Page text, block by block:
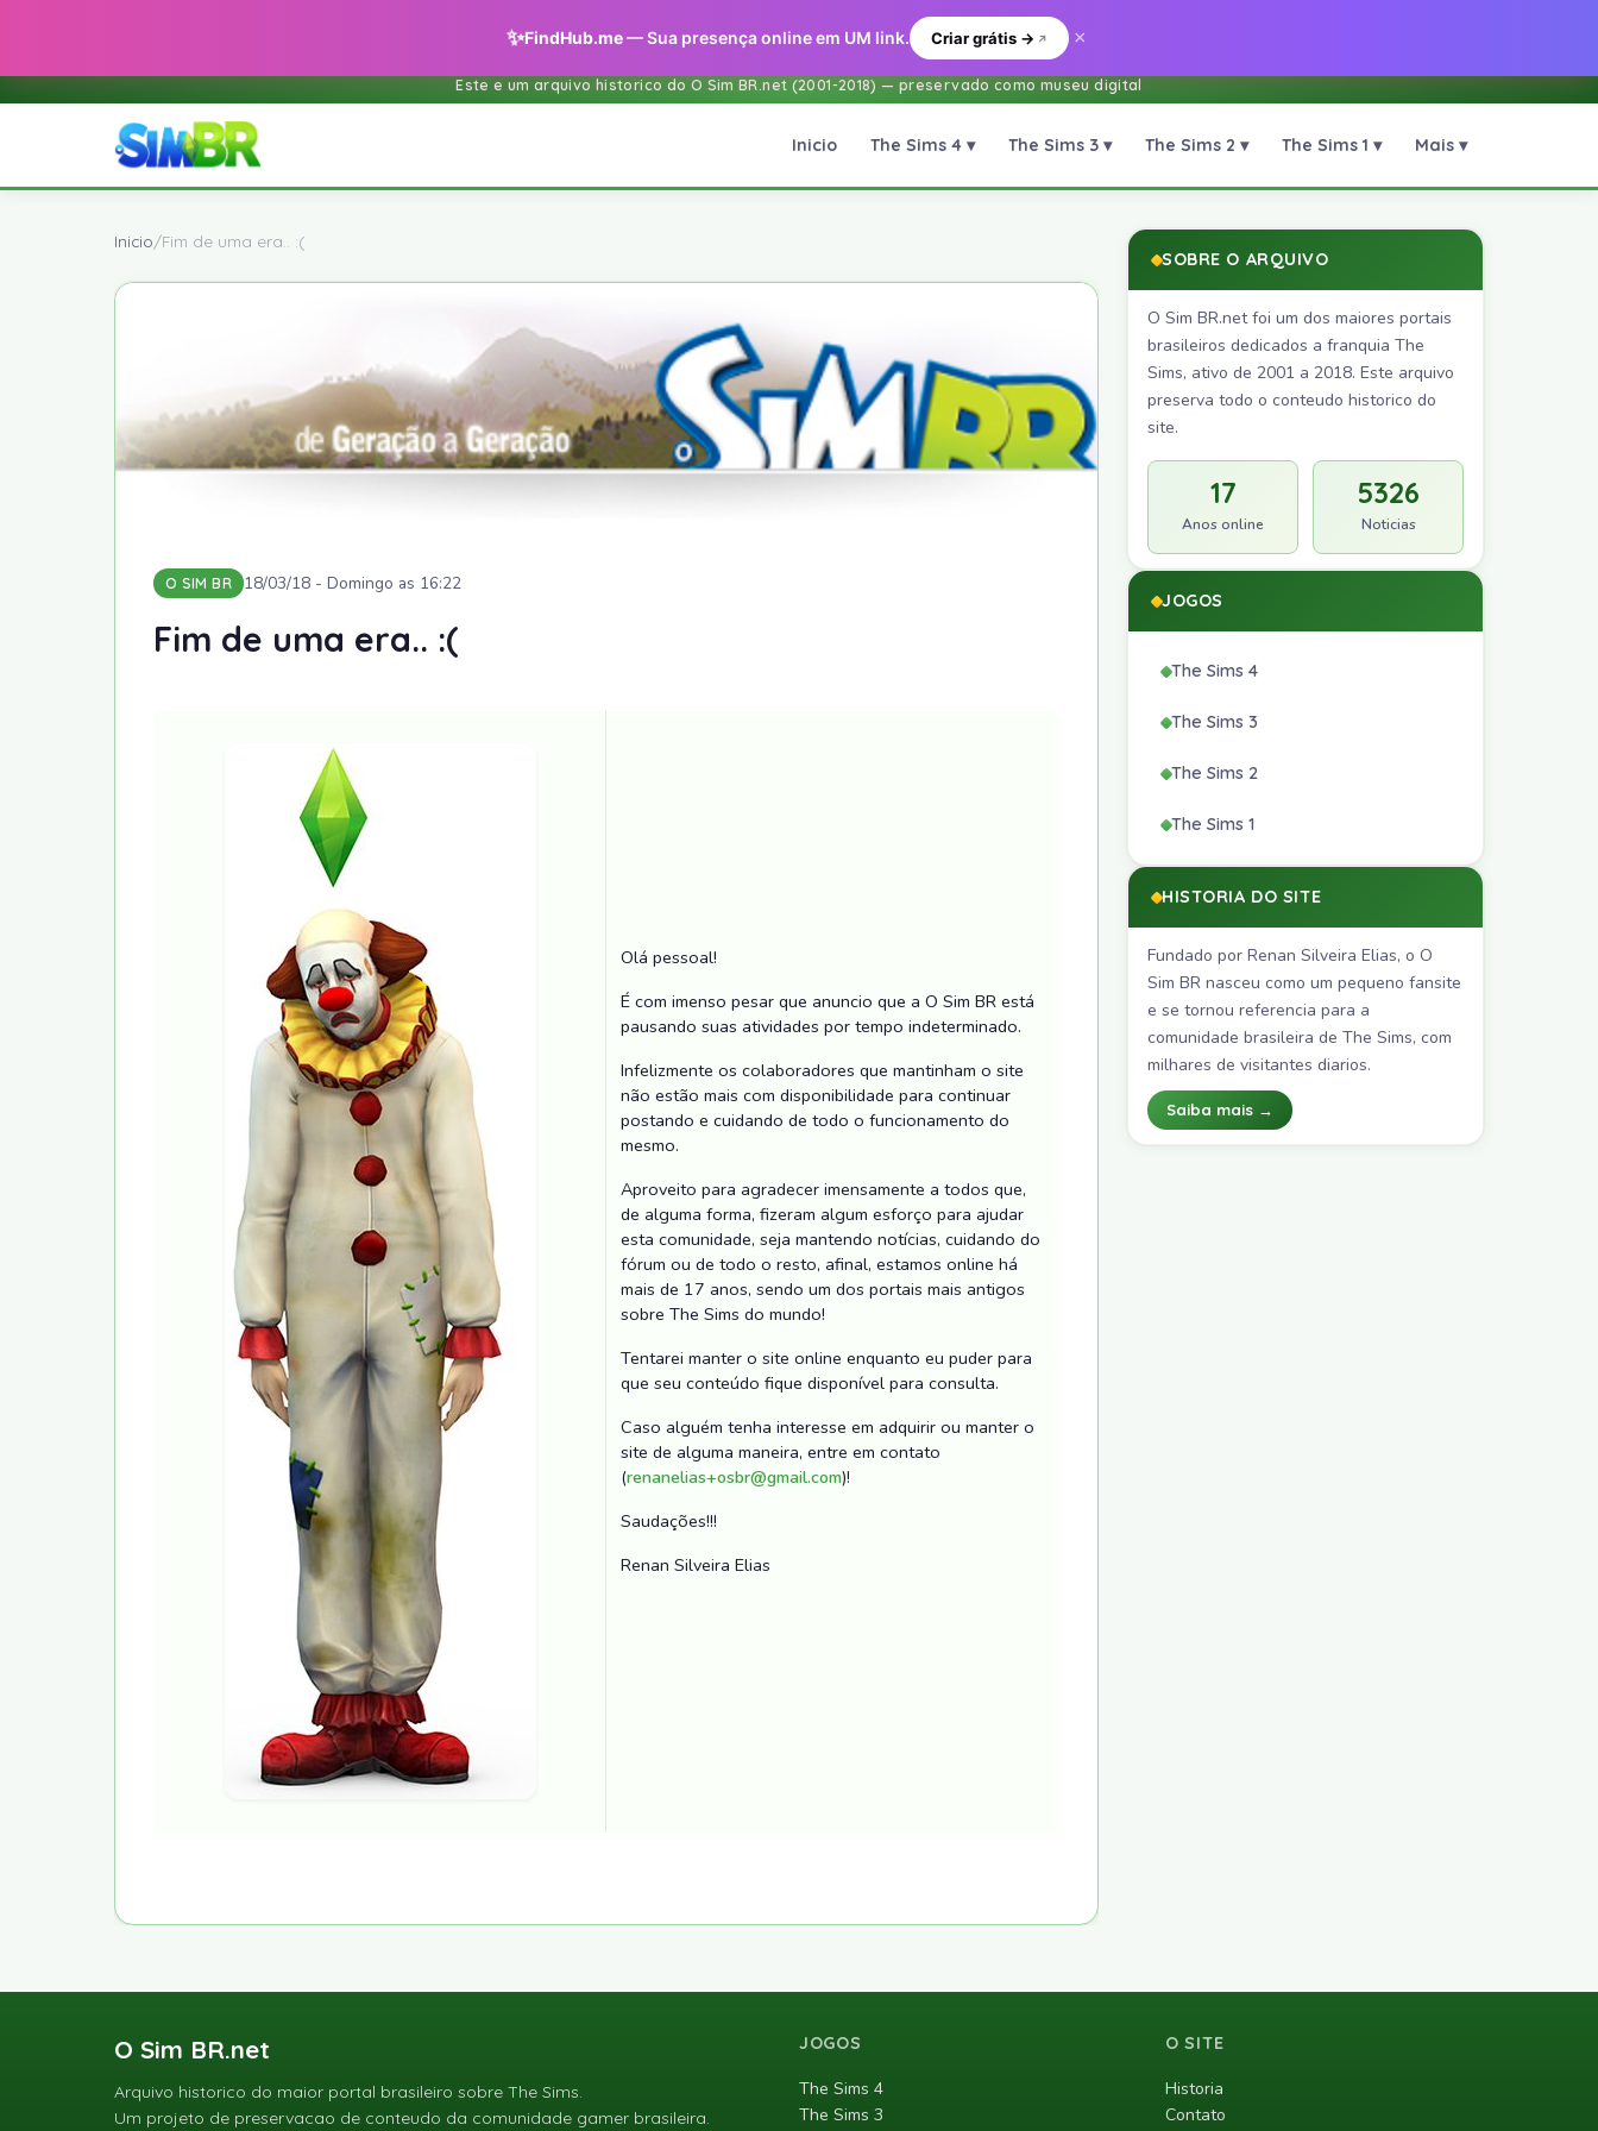
Este e um arquivo historico do O Sim BR.net (2001-2018) — preservado como museu digital
Inicio The Sims 4 ▾ The Sims 3 ▾ The Sims 2 ▾ The Sims 1 ▾ Mais ▾
Inicio/Fim de uma era.. :(
O SIM BR 18/03/18 - Domingo as 16:22
Fim de uma era.. :(
Olá pessoal!
É com imenso pesar que anuncio que a O Sim BR está
pausando suas atividades por tempo indeterminado.
Infelizmente os colaboradores que mantinham o site
não estão mais com disponibilidade para continuar
postando e cuidando de todo o funcionamento do
mesmo.
Aproveito para agradecer imensamente a todos que,
de alguma forma, fizeram algum esforço para ajudar
esta comunidade, seja mantendo notícias, cuidando do
fórum ou de todo o resto, afinal, estamos online há
mais de 17 anos, sendo um dos portais mais antigos
sobre The Sims do mundo!
Tentarei manter o site online enquanto eu puder para
que seu conteúdo fique disponível para consulta.
Caso alguém tenha interesse em adquirir ou manter o
site de alguma maneira, entre em contato
(renanelias+osbr@gmail.com)!
Saudações!!!
Renan Silveira Elias
SOBRE O ARQUIVO
O Sim BR.net foi um dos maiores portais
brasileiros dedicados a franquia The
Sims, ativo de 2001 a 2018. Este arquivo
preserva todo o conteudo historico do
site.
17
Anos online
5326
Noticias
JOGOS
The Sims 4
The Sims 3
The Sims 2
The Sims 1
HISTORIA DO SITE
Fundado por Renan Silveira Elias, o O
Sim BR nasceu como um pequeno fansite
e se tornou referencia para a
comunidade brasileira de The Sims, com
milhares de visitantes diarios.
Saiba mais →
O Sim BR.net
Arquivo historico do maior portal brasileiro sobre The Sims.
Um projeto de preservacao de conteudo da comunidade gamer brasileira.
JOGOS
The Sims 4
The Sims 3
O SITE
Historia
Contato
✨FindHub.me— Sua presença online em UM link. Criar grátis → ×